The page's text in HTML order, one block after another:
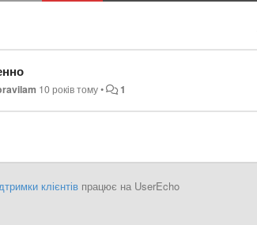
10 років тому• 1
клієнтівпрацює на UserEcho